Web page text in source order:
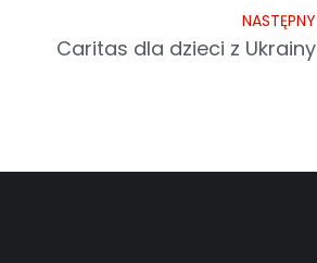
NASTĘPNY
Caritas dla dzieci z Ukrainy